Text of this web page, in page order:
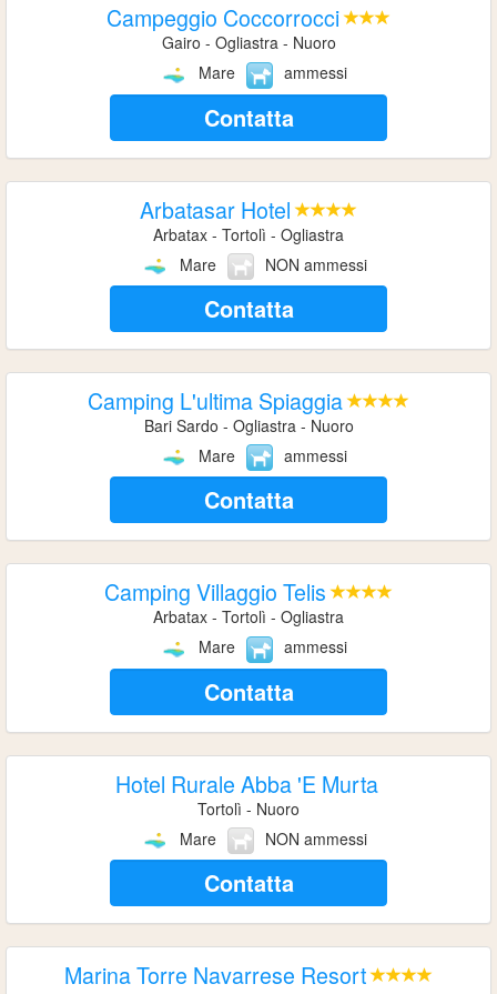
Campeggio Coccorrocci
Gairo - Ogliastra - Nuoro
Mare
ammessi
Contatta
Arbatasar Hotel
Arbatax - Tortolì - Ogliastra
Mare
NON ammessi
Contatta
Camping L'ultima Spiaggia
Bari Sardo - Ogliastra - Nuoro
Mare
ammessi
Contatta
Camping Villaggio Telis
Arbatax - Tortolì - Ogliastra
Mare
ammessi
Contatta
Hotel Rurale Abba 'E Murta
Tortolì - Nuoro
Mare
NON ammessi
Contatta
Marina Torre Navarrese Resort